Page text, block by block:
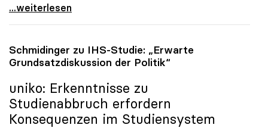
uniko: Uni-Milliarde ist „keine Megaforderung\"
...weiterlesen
Schmidinger zu IHS-Studie: „Erwarte
Grundsatzdiskussion der Politik“
uniko: Erkenntnisse zu
Studienabbruch erfordern
Konsequenzen im Studiensystem